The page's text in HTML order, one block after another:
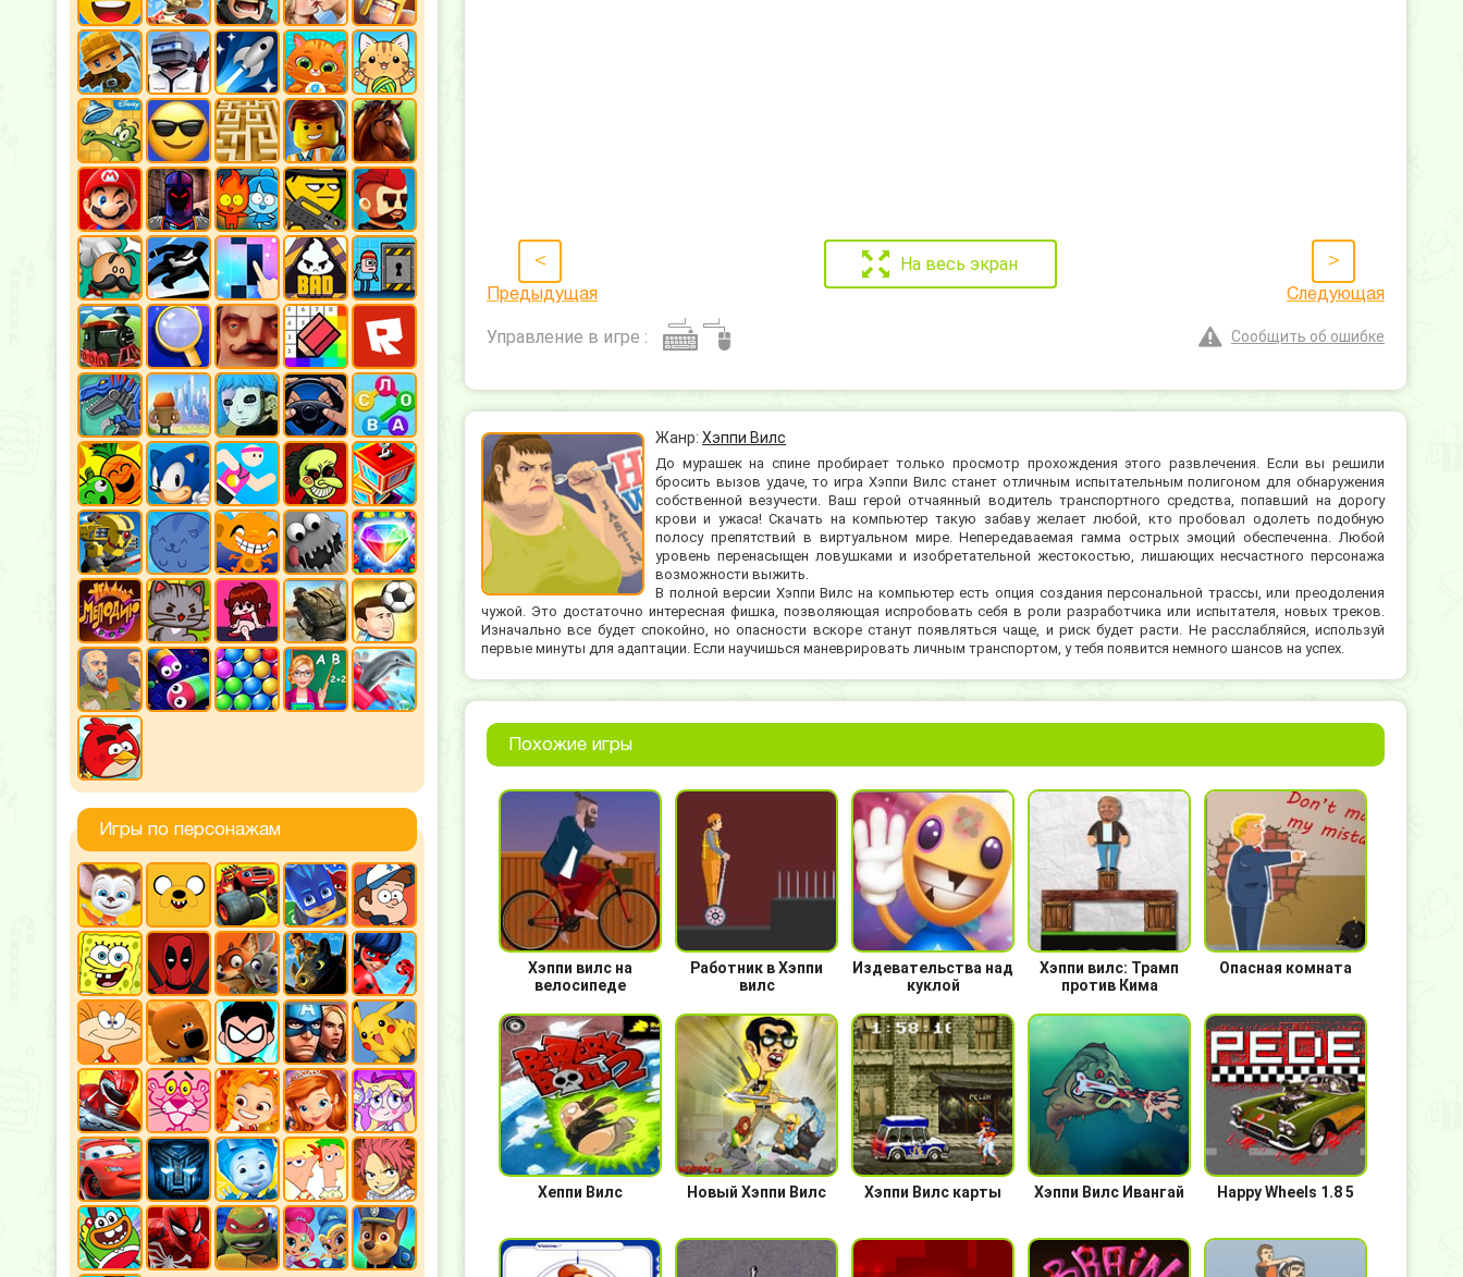
Игры по персонажам
<
Предыдущая
На весь экран >
Следующая
Управление в игре : Сообщить об ошибке
Жанр: Хэппи Вилс
До мурашек на спине пробирает только просмотр прохождения этого развлечения. Если вы решили
бросить вызов удаче, то игра Хэппи Вилс станет отличным испытательным полигоном для обнаружения
собственной везучести. Ваш герой отчаянный водитель транспортного средства, попавший на дорогу
крови и ужаса! Скачать на компьютер такую забаву желает любой, кто пробовал одолеть подобную
полосу препятствий в виртуальном мире. Непередаваемая гамма острых эмоций обеспеченна. Любой
уровень перенасыщен ловушками и изобретательной жестокостью, лишающих несчастного персонажа
возможности выжить.
В полной версии Хэппи Вилс на компьютер есть опция создания персональной трассы, или преодоления
чужой. Это достаточно интересная фишка, позволяющая испробовать себя в роли разработчика или испытателя, новых треков.
Изначально все будет спокойно, но опасности вскоре станут появляться чаще, и риск будет расти. Не расслабляйся, используй
первые минуты для адаптации. Если научишься маневрировать личным транспортом, у тебя появится немного шансов на успех.
Похожие игры
Хэппи вилс на
велосипеде
Работник в Хэппи
вилс
Издевательства над
куклой
Хэппи вилс: Трамп
против Кима
Опасная комната
Хеппи Вилс Новый Хэппи Вилс Хэппи Вилс карты Хэппи Вилс Ивангай Happy Wheels 1.8 5